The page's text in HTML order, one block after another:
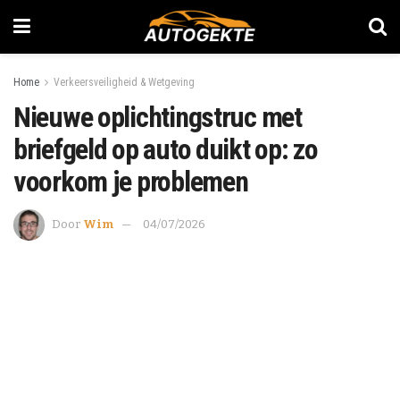
Home Verkeersveiligheid & Wetgeving
Nieuwe oplichtingstruc met
briefgeld op auto duikt op: zo
voorkom je problemen
Door Wim 04/07/2026